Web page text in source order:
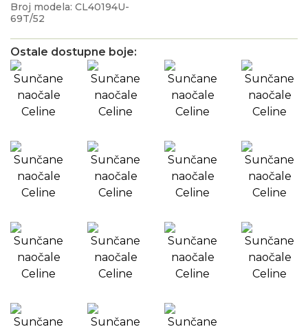
Broj modela: CL40194U-
69T/52
Ostale dostupne boje: